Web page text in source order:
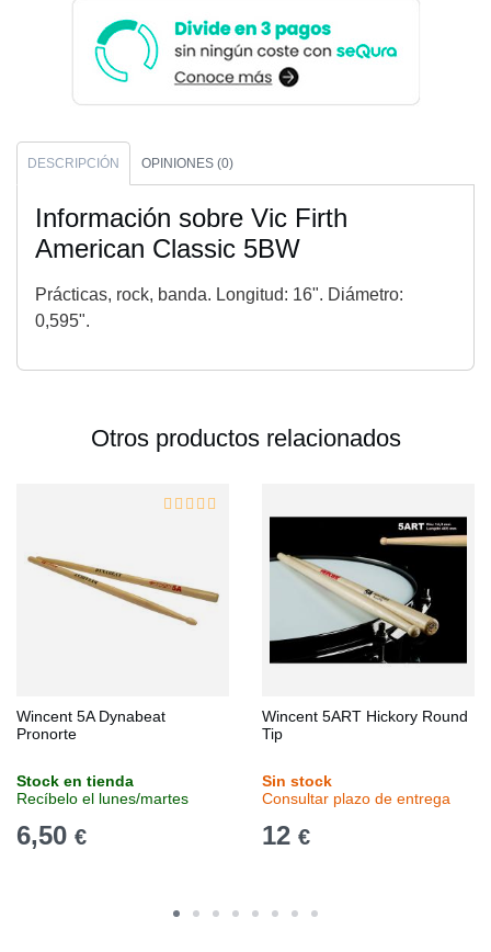
DESCRIPCIÓN OPINIONES (0)
Información sobre Vic Firth
American Classic 5BW
Prácticas, rock, banda. Longitud: 16". Diámetro:
0,595".
Otros productos relacionados
Wincent 5A Dynabeat
Pronorte
Stock en tienda
Recíbelo el lunes/martes
6,50 €
Wincent 5ART Hickory Round
Tip
Sin stock
Consultar plazo de entrega
12 €